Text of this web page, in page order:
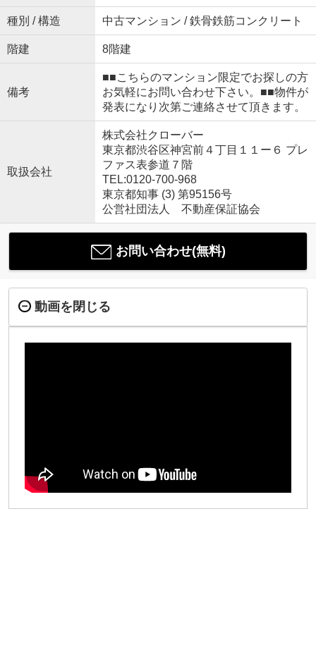
種別 / 構造 中古マンション / 鉄骨鉄筋コンクリート
階建 8階建
備考
■■こちらのマンション限定でお探しの方
お気軽にお問い合わせ下さい。■■物件が
発表になり次第ご連絡させて頂きます。
取扱会社
株式会社クローバー
東京都渋谷区神宮前４丁目１１ー６ プレ
ファス表参道７階
TEL:0120-700-968
東京都知事 (3) 第95156号
公営社団法人 不動産保証協会
お問い合わせ(無料)
動画を閉じる